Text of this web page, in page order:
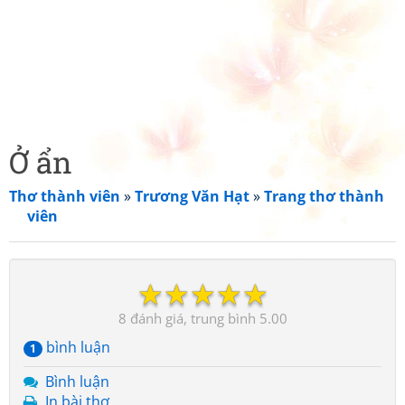
Ở ẩn
Thơ thành viên »Trương Văn Hạt»Trang thơ thành
viên
☆
☆
☆
☆
☆
8 5.00
1
bình luận
Bình luận